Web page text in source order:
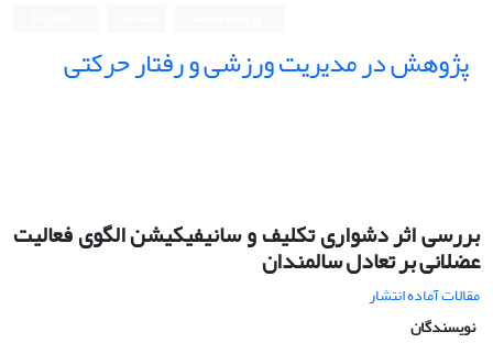
پژوهش در مدیریت ورزشی و رفتار حرکتی
بررسی اثر دشواری تکلیف و سانیفیکیشن الگوی فعالیت
عضلانی بر تعادل سالمندان
مقالات آماده انتشار
نویسندگان